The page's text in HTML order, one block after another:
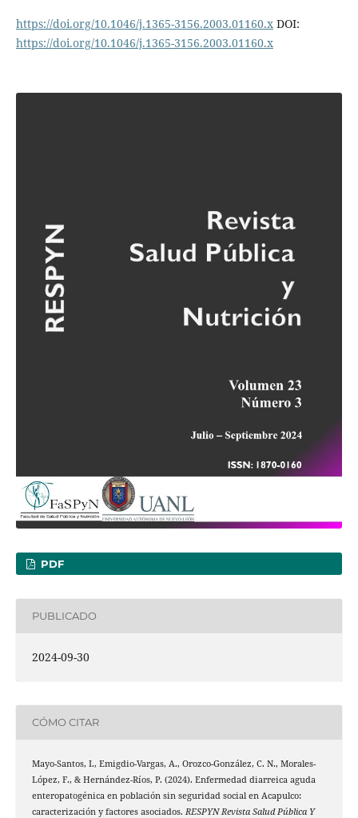
https://doi.org/10.1046/j.1365-3156.2003.01160.xDOI:
https://doi.org/10.1046/j.1365-3156.2003.01160.x
PDF
PUBLICADO
2024-09-30
CÓMO CITAR
Mayo-Santos, I., Emigdio-Vargas, A., Orozco-González, C. N., Morales-
López, F., & Hernández-Ríos, P. (2024). Enfermedad diarreica aguda
enteropatogénica en población sin seguridad social en Acapulco:
caracterización y factores asociados. RESPYN Revista Salud Pública Y